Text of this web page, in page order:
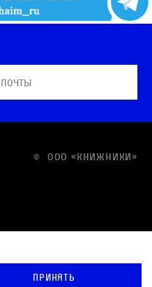
© OOO «КНИЖНИКИ»
персональных
cookie
Принять